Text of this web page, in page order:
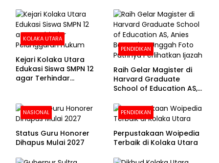
Beralas Tanah dan
Dinding Bolong-bolong
Bhayangkara ke-80
KOLAKA UTARA
Kejari Kolaka Utara
Edukasi Siswa SMPN 12
agar Terhindar
PENDIDIKAN
Raih Gelar Magister di
Harvard Graduate
School of Education AS,
Foto Putrinya Perlihatkan
Ijazah
NASIONAL
Status Guru Honorer
Dihapus Mulai 2027
PENDIDIKAN
Perpustakaan Woipedia
Terbaik di Kolaka Utara